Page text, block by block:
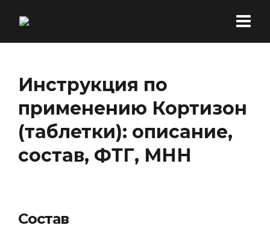
Инструкция по
применению Кортизон
(таблетки): описание,
состав, ФТГ, МНН
Состав